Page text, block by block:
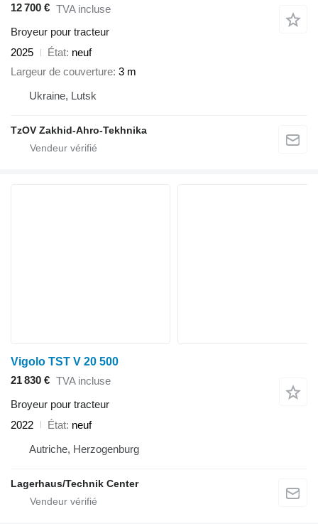
12 700 € TVA incluse
Broyeur pour tracteur
2025
État neuf
Largeur de couverture 3 m
Ukraine, Lutsk
TzOV Zakhid-Ahro-Tekhnika
Vigolo TST V 20 500
21 830 € TVA incluse
Broyeur pour tracteur
2022
État neuf
Autriche, Herzogenburg
Lagerhaus/Technik Center